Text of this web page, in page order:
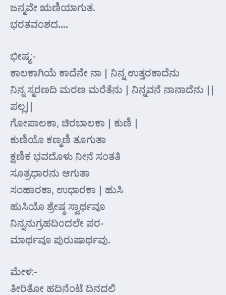
ಜನ್ಮವೇ ಋಣಿಯಾಗುತ.
ಭರತವಂಶದ….
ಭೀಷ್ಮ:-
ಕಾಲಕಾಗಿಯೆ ಕಾದೆನೇ ನಾ | ನಿನ್ನ ಉತ್ತರಕಾದೆನು
ನಿನ್ನ ಸ್ಮರಣದಿ ಮರಣ ಮರೆತೆನು | ನಿನ್ನವನೆ ನಾನಾದೆನು ||
ಪಲ್ಲ||
ಗೋಪಾಲಕಾ, ಚಿರಬಾಲಕಾ | ಕುಣಿ |
ಕುಣಿಯೊ ಕಣ್ಮಣಿ ತೂಗುತಾ
ಕ್ಷಣಿಕ ಭವದೊಳು ನೀನೆ ಸಂತತಿ
ಸೂತ್ರಧಾರನು ಆಗುತಾ
ಸಂಹಾರಕಾ, ಉಧಾರಕಾ | ಹುಸಿ
ಹುಸಿಯೊ ಶ್ರೇಷ್ಠ ಸ್ವಾರ್ಥವೂ
ನಿನ್ನನುಗ್ರಹದಿಂದಲೇ ಪರ-
ಮಾರ್ಥವೂ ಪುರುಷಾರ್ಥವು.
ಮೇಳ:-
ತೀರಿತೋ ಹದಿನೆಂಟೆ ದಿನದಲಿ